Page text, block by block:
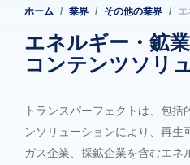
パ
ン
く
ホーム 業界 その他の業界 エ
エネルギー・鉱
コンテンツソリ
トランスパーフェクトは、包括
ンソリューションにより、再生
ガス企業、採鉱企業を含むエネ